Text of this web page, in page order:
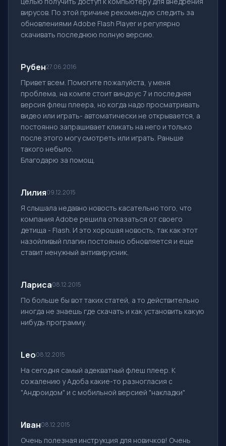
вирусов. По этой причине рекомендую следить за
обновлениями Adobe Flash Player и регулярно
скачивать последнюю полную версию.
Рубен27.06.2016
Привет всем. Помогите пожалуйста, у меня
проблема, на компе стоит виндоус 7 и последняя
версия флеш плеера, но когда надо просматривать
видео или играть- автоматически не открывается, а
постоянно запрашивает кликать на него и только
после этого могу смотреть или играть. Раньше
такого небыло.
Благодарю за помощ.
Лилия09.12.2015
Я слышала недавно новость касательно того, что
компания Adobe решила отказаться от своего
детища - Flash. И это хорошая новость, так как этот
назойливый плагин постоянно обновляется и еще
ставит ненужный антивирусник.
Лариса08.12.2015
По больше бы вот таких статей, а то действительно
иногда не знаешь где скачать и как установить какую
нибудь программу.
Leo08.12.2015
На сегодня самый адекватный флеш плеер. К
сожалению у Адоба какие-то разногласия с
"Андроидом" и с мобильной версией "накладки"
Иван08.12.2015
Очень полезная инструкция для новичков! Очень